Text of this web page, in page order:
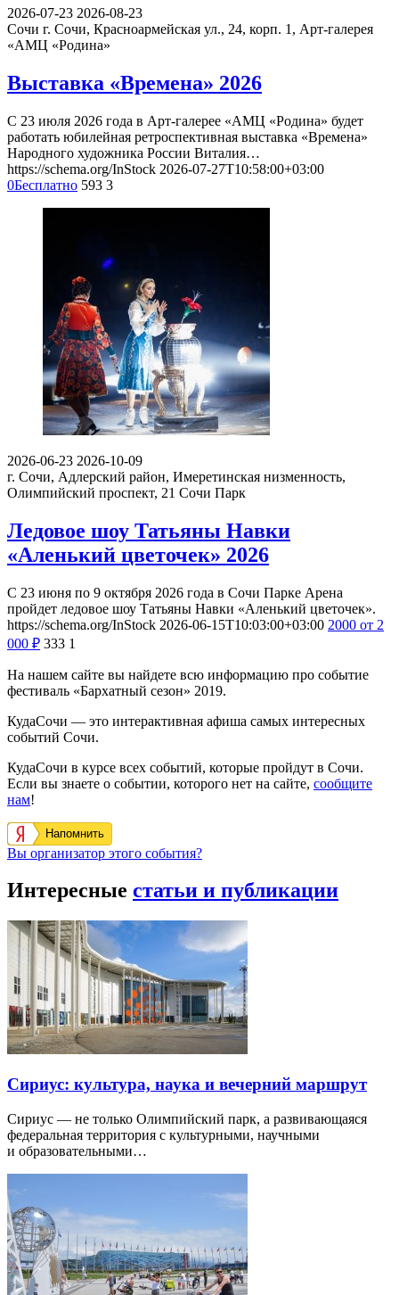
2026-07-23 2026-08-23
Сочи г. Сочи, Красноармейская ул., 24, корп. 1, Арт-галерея
«АМЦ «Родина»
Выставка «Времена» 2026
С 23 июля 2026 года в Арт-галерее «АМЦ «Родина» будет
работать юбилейная ретроспективная выставка «Времена»
Народного художника России Виталия…
https://schema.org/InStock 2026-07-27T10:58:00+03:00
0Бесплатно 593 3
2026-06-23 2026-10-09
г. Сочи, Адлерский район, Имеретинская низменность,
Олимпийский проспект, 21 Сочи Парк
Ледовое шоу Татьяны Навки
«Аленький цветочек» 2026
С 23 июня по 9 октября 2026 года в Сочи Парке Арена
пройдет ледовое шоу Татьяны Навки «Аленький цветочек».
https://schema.org/InStock 2026-06-15T10:03:00+03:00 2000 от 2
000 ₽ 333 1
На нашем сайте вы найдете всю информацию про событие
фестиваль «Бархатный сезон» 2019.
КудаСочи — это интерактивная афиша самых интересных
событий Сочи.
КудаСочи в курсе всех событий, которые пройдут в Сочи.
Если вы знаете о событии, которого нет на сайте, сообщите
нам!
Напомнить
Вы организатор этого события?
Интересные статьи и публикации
Сириус: культура, наука и вечерний маршрут
Сириус — не только Олимпийский парк, а развивающаяся
федеральная территория с культурными, научными
и образовательными…